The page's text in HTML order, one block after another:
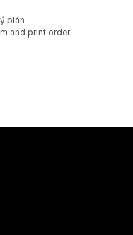
plán
and print order